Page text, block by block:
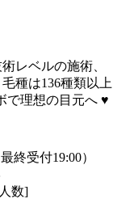
レベルの施術、
種は136種類以上
で理想の目元へ ♥
終受付19:00）
数]